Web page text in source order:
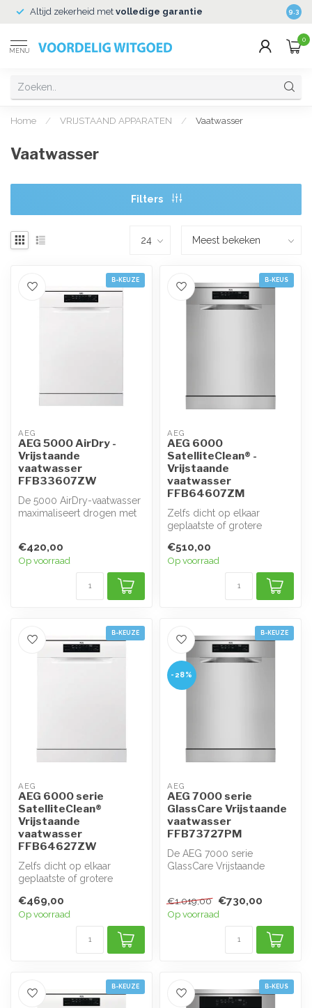
Altijd zekerheid met volledige garantie 9.3
MENU
0
Home / VRIJSTAAND APPARATEN / Vaatwasser
Vaatwasser
Filters
B-KEUZE
AEG
AEG 5000 AirDry -
Vrijstaande
vaatwasser
FFB33607ZW
De 5000 AirDry-vaatwasser
maximaliseert drogen met
€420,00
Op voorraad
B-KEUS
AEG
AEG 6000
SatelliteClean® -
Vrijstaande
vaatwasser
FFB64607ZM
Zelfs dicht op elkaar
geplaatste of grotere
SatelliteClean...
€510,00
Op voorraad
B-KEUZE
AEG
AEG 6000 serie
SatelliteClean®
Vrijstaande
vaatwasser
FFB64627ZW
Zelfs dicht op elkaar
geplaatste of grotere
SatelliteClean...
€469,00
Op voorraad
B-KEUZE
-28%
AEG
AEG 7000 serie
GlassCare Vrijstaande
vaatwasser
FFB73727PM
De AEG 7000 serie
GlassCare Vrijstaande
€1.019,00 €730,00
Op voorraad
B-KEUZE B-KEUS